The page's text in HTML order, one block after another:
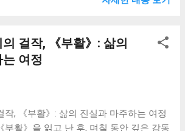
해 얻은 가장 큰 교훈은 '한계를 넘어서
른은 당시로서는 상상조차 할 수 없었던
한한 가능성을 보여주었습니다. 저는 늘
고 끊임없이 새로...
습니다. 그는 예언을 맹신하며 자신의
했고, 그 과정에서 점점 더 잔혹해져 갔습
. 이 작품은 단순히 권력욕의 위험성을
욕망이 어떻게 타인과의 관계를 파괴하
걸작, 《부활》: 삶의
여정
작, 《부활》: 삶의 진실과 마주하는 여정
부활》을 읽고 난 후, 며칠 동안 깊은 감동